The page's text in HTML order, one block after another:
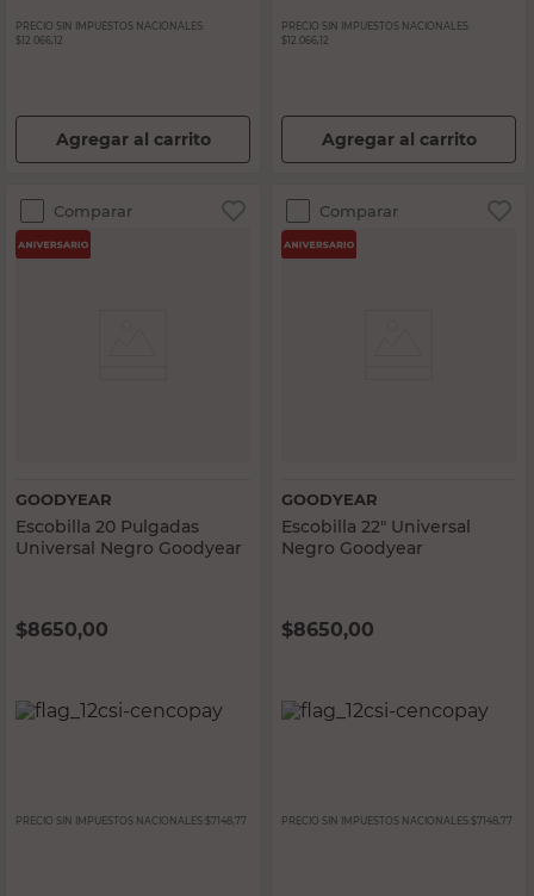
PRECIO SIN IMPUESTOS NACIONALES:
$12.066,12
Agregar al carrito
PRECIO SIN IMPUESTOS NACIONALES:
$12.066,12
Agregar al carrito
Comparar
GOODYEAR
Escobilla 20 Pulgadas
Universal Negro Goodyear
$8650,00
PRECIO SIN IMPUESTOS NACIONALES: $7148,77
Comparar
GOODYEAR
Escobilla 22" Universal
Negro Goodyear
$8650,00
PRECIO SIN IMPUESTOS NACIONALES: $7148,77